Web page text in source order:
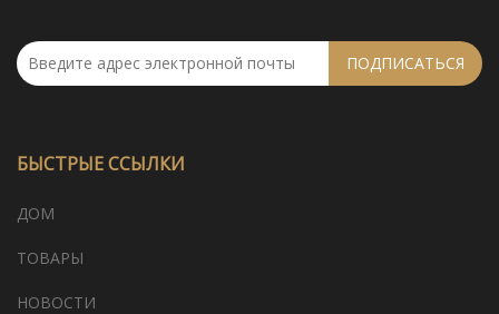
ПОДПИСАТЬСЯ
БЫСТРЫЕ ССЫЛКИ
ДОМ
ТОВАРЫ
НОВОСТИ